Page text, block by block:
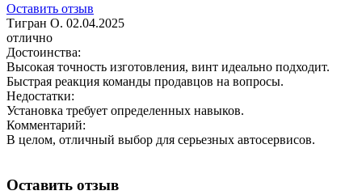
Оставить отзыв
Тигран О. 02.04.2025
отлично
Достоинства:
Высокая точность изготовления, винт идеально подходит.
Быстрая реакция команды продавцов на вопросы.
Недостатки:
Установка требует определенных навыков.
Комментарий:
В целом, отличный выбор для серьезных автосервисов.
Оставить отзыв